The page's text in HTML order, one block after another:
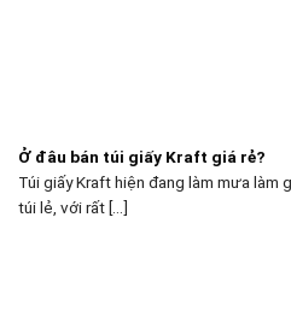
Ở đâu bán túi giấy Kraft giá rẻ?
Túi giấy Kraft hiện đang làm mưa làm
túi lẻ, với rất [...]